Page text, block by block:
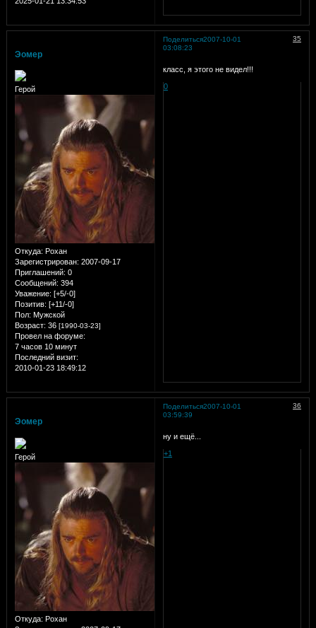
Поделиться 35
2007-10-01
03:08:23
Эомер
Герой
Откуда: Рохан
Зарегистрирован: 2007-09-17
Приглашений: 0
Сообщений: 394
Уважение: [+5/-0]
Позитив: [+11/-0]
Пол: Мужской
Возраст: 36 [1990-03-23]
Провел на форуме:
7 часов 10 минут
Последний визит:
2010-01-23 18:49:12
класс, я этого не видел!!!
0
Поделиться 36
2007-10-01
03:59:39
Эомер
Герой
Откуда: Рохан
ну и ещё...
+1